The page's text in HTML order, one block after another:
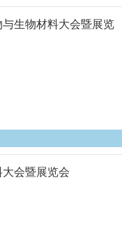
生物材料大会暨展览
会暨展览会